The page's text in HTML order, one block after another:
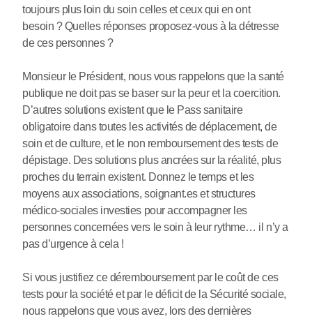
toujours plus loin du soin celles et ceux qui en ont
besoin ? Quelles réponses proposez-vous à la détresse
de ces personnes ?
Monsieur le Président, nous vous rappelons que la santé
publique ne doit pas se baser sur la peur et la coercition.
D’autres solutions existent que le Pass sanitaire
obligatoire dans toutes les activités de déplacement, de
soin et de culture, et le non remboursement des tests de
dépistage. Des solutions plus ancrées sur la réalité, plus
proches du terrain existent. Donnez le temps et les
moyens aux associations, soignant.es et structures
médico-sociales investies pour accompagner les
personnes concernées vers le soin à leur rythme… il n’y a
pas d’urgence à cela !
Si vous justifiez ce déremboursement par le coût de ces
tests pour la société et par le déficit de la Sécurité sociale,
nous rappelons que vous avez, lors des dernières